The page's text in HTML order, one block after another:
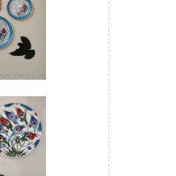
Hand Made in
Üretim."Kurumsal